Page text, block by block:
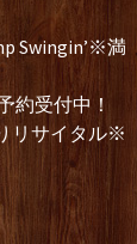
Swingin’※満
約受付中！
リサイタル※